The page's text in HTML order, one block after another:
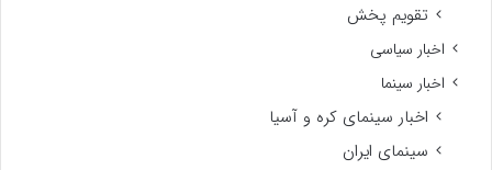
تقویم پخش
اخبار سیاسی
اخبار سینما
اخبار سینمای کره و آسیا
سینمای ایران